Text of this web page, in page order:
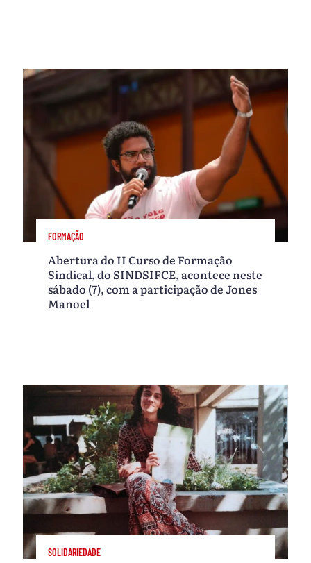
FORMAÇÃO
Abertura do II Curso de Formação
Sindical, do SINDSIFCE, acontece neste
sábado (7), com a participação de Jones
Manoel
SOLIDARIEDADE